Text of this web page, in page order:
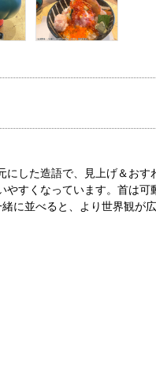
にした造語で、見上げ＆おす
すくなっています。首は可
に並べると、より世界観が